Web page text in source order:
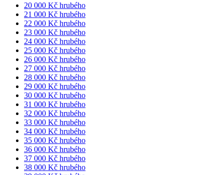
20 000 Kč hrubého
21 000 Kč hrubého
22 000 Kč hrubého
23 000 Kč hrubého
24 000 Kč hrubého
25 000 Kč hrubého
26 000 Kč hrubého
27 000 Kč hrubého
28 000 Kč hrubého
29 000 Kč hrubého
30 000 Kč hrubého
31 000 Kč hrubého
32 000 Kč hrubého
33 000 Kč hrubého
34 000 Kč hrubého
35 000 Kč hrubého
36 000 Kč hrubého
37 000 Kč hrubého
38 000 Kč hrubého